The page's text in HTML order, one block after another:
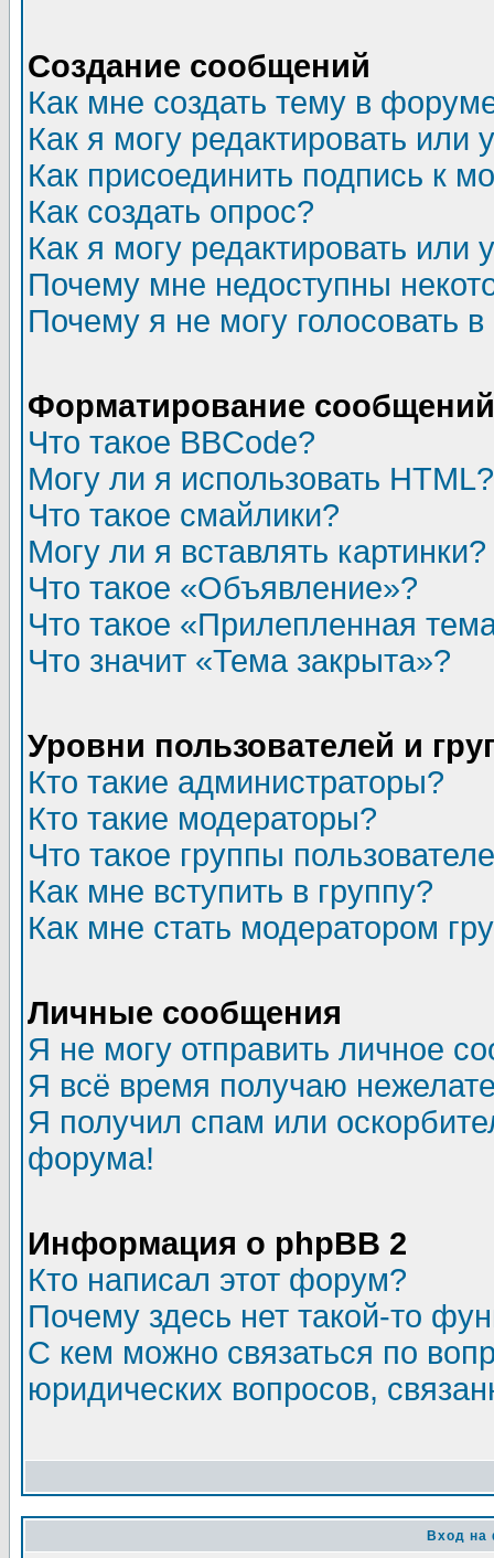
Создание сообщений
Как мне создать тему в
Как я могу редактировать или
Как присоединить подпись к
Как создать опрос?
Как я могу редактировать или
Почему мне недоступны
Почему я не могу голосовать
Форматирование
Что такое BBCode?
Могу ли я использовать HTML?
Что такое смайлики?
Могу ли я вставлять картинки?
Что такое «Объявление»?
Что такое «Прилепленная
Что значит «Тема закрыта»?
Уровни пользователей и
Кто такие администраторы?
Кто такие модераторы?
Что такое группы
Как мне вступить в группу?
Как мне стать модератором
Личные сообщения
Я не могу отправить личное
Я всё время получаю
Я получил спам или
форума!
Информация о phpBB 2
Кто написал этот форум?
Почему здесь нет такой-то
С кем можно связаться по
юридических вопросов,
Вход на